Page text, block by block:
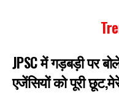
JPSC में गड़बड़ी पर
एजेंसियों को पूरी